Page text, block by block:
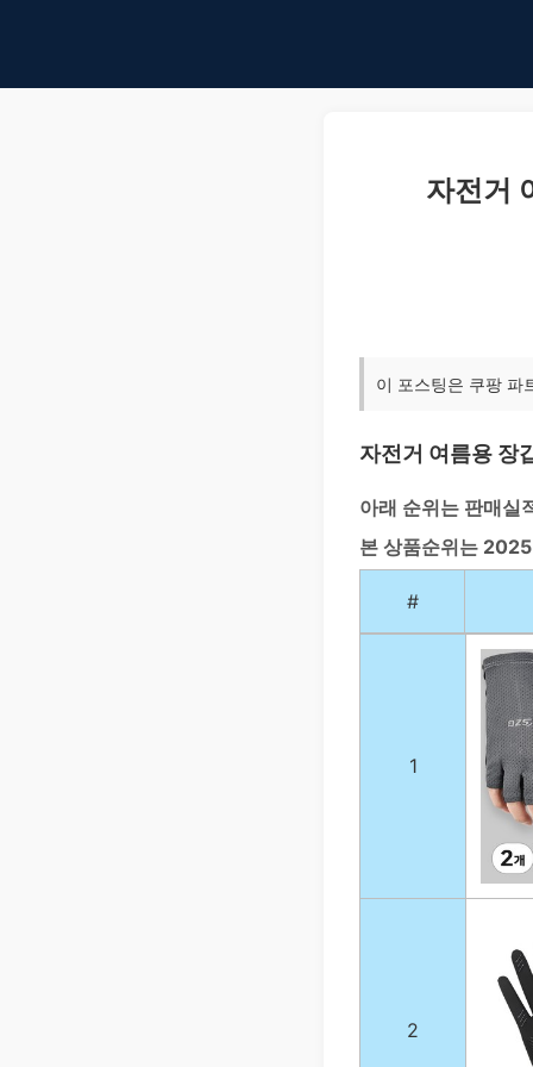
자전거
이 포스팅은 쿠팡 파
자전거 여름용 장
아래 순위는 판매실
본 상품순위는
#
1
2